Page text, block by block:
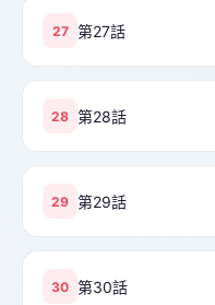
27 第27話
28 第28話
29 第29話
30 第30話